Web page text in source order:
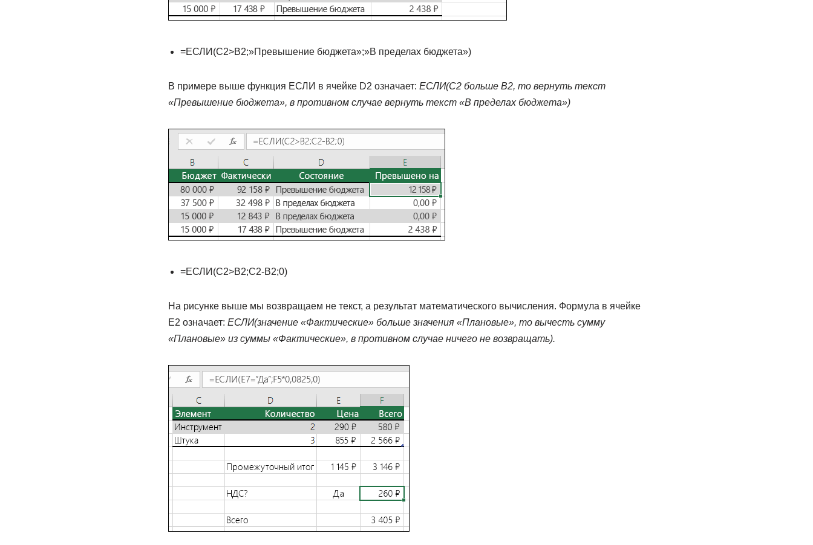
=ЕСЛИ(C2>B2;»Превышение бюджета»;»В пределах бюджета»)
В примере выше функция ЕСЛИ в ячейке D2 означает: ЕСЛИ(C2 больше B2, то вернуть текст
«Превышение бюджета», в противном случае вернуть текст «В пределах бюджета»)
=ЕСЛИ(C2>B2;C2-B2;0)
На рисунке выше мы возвращаем не текст, а результат математического вычисления. Формула в ячейке
E2 означает: ЕСЛИ(значение «Фактические» больше значения «Плановые», то вычесть сумму
«Плановые» из суммы «Фактические», в противном случае ничего не возвращать).